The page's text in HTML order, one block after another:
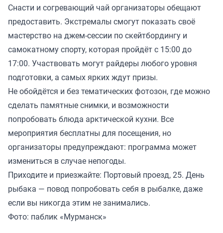
Снасти и согревающий чай организаторы обещают
предоставить. Экстремалы смогут показать своё
мастерство на джем-сессии по скейтбордингу и
самокатному спорту, которая пройдёт с 15:00 до
17:00. Участвовать могут райдеры любого уровня
подготовки, а самых ярких ждут призы.
Не обойдётся и без тематических фотозон, где можно
сделать памятные снимки, и возможности
попробовать блюда арктической кухни. Все
мероприятия бесплатны для посещения, но
организаторы предупреждают: программа может
измениться в случае непогоды.
Приходите и приезжайте: Портовый проезд, 25. День
рыбака — повод попробовать себя в рыбалке, даже
если вы никогда этим не занимались.
Фото: паблик «Мурманск»